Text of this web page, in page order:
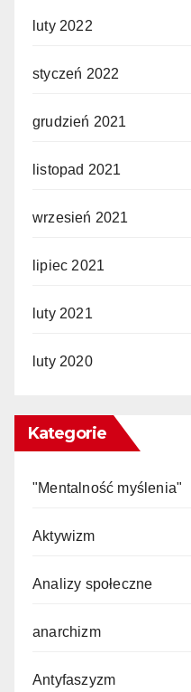
luty 2022
styczeń 2022
grudzień 2021
listopad 2021
wrzesień 2021
lipiec 2021
luty 2021
luty 2020
Kategorie
"Mentalność myślenia"
Aktywizm
Analizy społeczne
anarchizm
Antyfaszyzm